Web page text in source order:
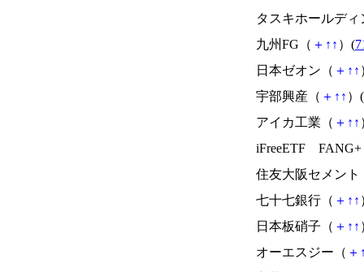
タスキホールディ
九州FG（ ＋ ↑ ↑ ）(
日本ゼオン（ ＋ ↑ ↑
宇部興産（ ＋ ↑ ↑ ）(
アイカ工業（ ＋ ↑ ↑
iFreeETF FANG+
住友大阪セメント
七十七銀行（ ＋ ↑ ↑
日本板硝子（ ＋ ↑ ↑
オーエスジー（ ＋